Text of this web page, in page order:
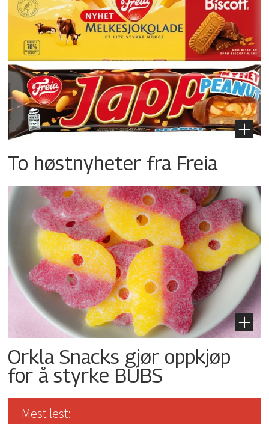
To høstnyheter fra Freia
Orkla Snacks gjør oppkjøp
for å styrke BUBS
Mest lest: